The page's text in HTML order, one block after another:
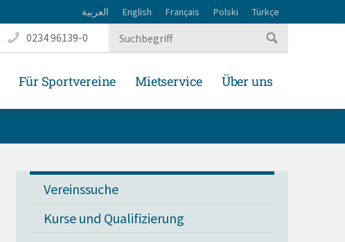
العربية English Français Polski Türkçe
0234 96139-0
Für Sportvereine Mietservice Über uns
Vereinssuche
Kurse und Qualifizierung